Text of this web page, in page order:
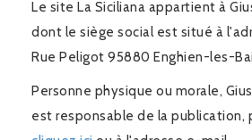
Le site La Siciliana appartient à
dont le siège social est situé à
Rue Peligot 95880 Enghien-les-
Personne physique ou morale,
est responsable de la publication,